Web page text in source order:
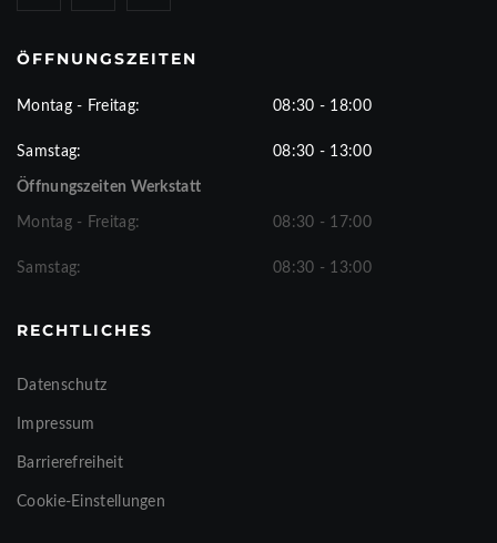
ÖFFNUNGSZEITEN
Montag - Freitag: 08:30 - 18:00
Samstag: 08:30 - 13:00
Öffnungszeiten Werkstatt
Montag - Freitag: 08:30 - 17:00
Samstag: 08:30 - 13:00
RECHTLICHES
Datenschutz
Impressum
Barrierefreiheit
Cookie-Einstellungen